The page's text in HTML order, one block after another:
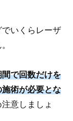
いくらレーザ
間で回数だけを
術が必要とな
注意しましょ